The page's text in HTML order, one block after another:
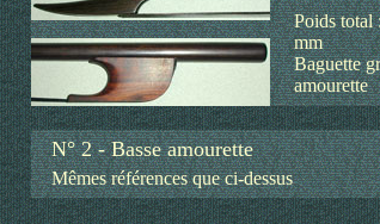
Poids total
mm
Baguette
amourette
N° 2 - Basse amourette
Mêmes références que ci-dessus